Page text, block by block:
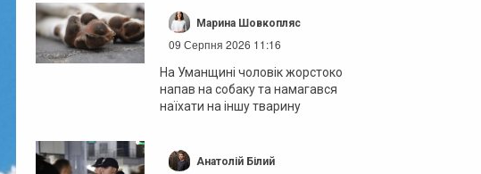
Марина Шовкопляс
09 Серпня 2026 11:16
На Уманщині чоловік жорстоко
напав на собаку та намагався
наїхати на іншу тварину
Анатолій Білий